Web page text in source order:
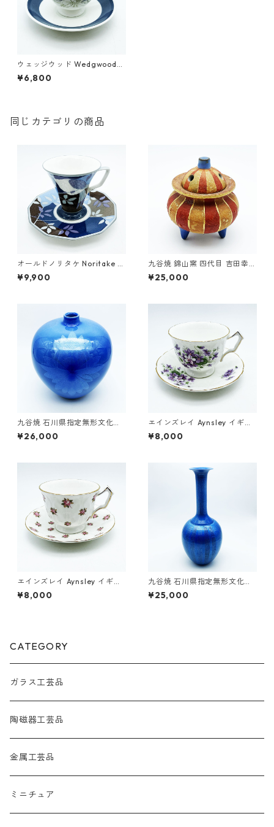
ウェッジウッド Wedgwood
イギリス グレンミスト GLEN
MIST カップ＆ソーサー
¥6,800
同じカテゴリの商品
オールドノリタケ Noritake カ
ップ＆ソーサー 最高級シリー
ズ 花鳥模様 ヴィンテージ
¥9,900
九谷焼 錦山窯 四代目 吉田幸央
(父：人間国宝 吉田美統) 彩色
金彩 縞文 香炉 芸術品 作家物
¥25,000
九谷焼 石川県指定無形文化財
中田一於 淡青釉裏銀彩 花文 壷
花瓶 作家 17.5cm
¥26,000
エインズレイ Aynsley イギリ
ス カップ&ソーサー イングリ
ッシュバイオレット ヴィンテ
¥8,000
エインズレイ Aynsley イギリ
ス カップ&ソーサー ローズデ
ール ヴィンテージ
¥8,000
九谷焼 石川県指定無形文化財
中田一於 淡青釉裏銀彩 花瓶 花
入 作家 28.0cm
¥25,000
CATEGORY
ガラス工芸品
陶磁器工芸品
金属工芸品
ミニチュア